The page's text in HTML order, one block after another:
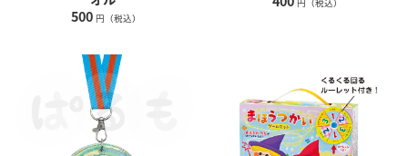
500 円（税込）
円（税込）